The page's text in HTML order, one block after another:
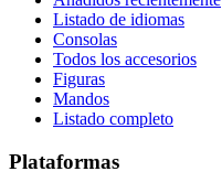
Listado de idiomas
Consolas
Todos los accesorios
Figuras
Mandos
Listado completo
Plataformas